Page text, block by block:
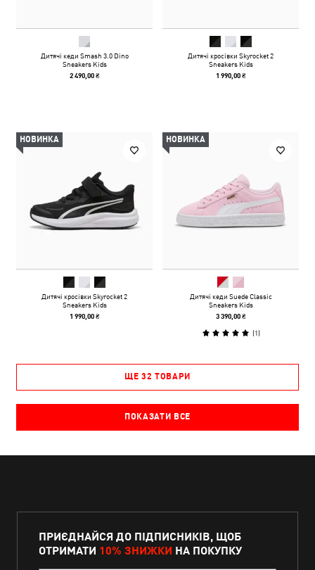
Дитячі кеди Smash 3.0 Dino
Sneakers Kids
2 490,00 ₴
Дитячі кросівки Skyrocket 2
Sneakers Kids
1 990,00 ₴
НОВИНКА
Дитячі кросівки Skyrocket 2
Sneakers Kids
1 990,00 ₴
НОВИНКА
Дитячі кеди Suede Classic
Sneakers Kids
3 390,00 ₴
(1)
ЩЕ 32 ТОВАРИ
ПОКАЗАТИ ВСЕ
ПРИЄДНАЙСЯ ДО ПІДПИСНИКІВ, ЩОБ
ОТРИМАТИ 10% ЗНИЖКИ НА ПОКУПКУ